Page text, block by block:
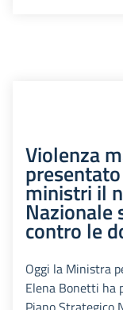
Violenza
ministri il
Nazionale
contro le
Oggi la Ministra
Elena Bonetti ha